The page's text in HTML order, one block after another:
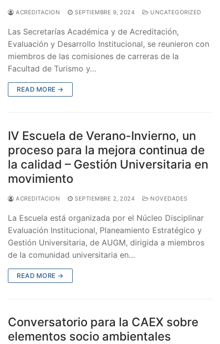
ACREDITACION SEPTIEMBRE 9, 2024 UNCATEGORIZED
Las Secretarías Académica y de Acreditación,
Evaluación y Desarrollo Institucional, se reunieron con
miembros de las comisiones de carreras de la
Facultad de Turismo y…
READ MORE →
IV Escuela de Verano-Invierno, un
proceso para la mejora continua de
la calidad – Gestión Universitaria en
movimiento
ACREDITACION SEPTIEMBRE 2, 2024 NOVEDADES
La Escuela está organizada por el Núcleo Disciplinar
Evaluación Institucional, Planeamiento Estratégico y
Gestión Universitaria, de AUGM, dirigida a miembros
de la comunidad universitaria en…
READ MORE →
Conversatorio para la CAEX sobre
elementos socio ambientales